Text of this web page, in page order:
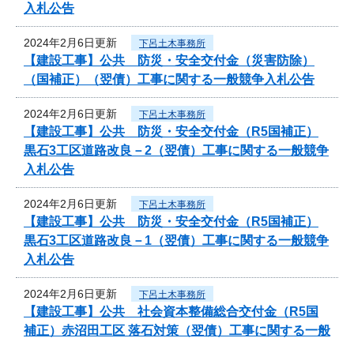
入札公告
2024年2月6日更新 下呂土木事務所
【建設工事】公共 防災・安全交付金（災害防除）
（国補正）（翌債）工事に関する一般競争入札公告
2024年2月6日更新 下呂土木事務所
【建設工事】公共 防災・安全交付金（R5国補正）
黒石3工区道路改良－2（翌債）工事に関する一般競争
入札公告
2024年2月6日更新 下呂土木事務所
【建設工事】公共 防災・安全交付金（R5国補正）
黒石3工区道路改良－1（翌債）工事に関する一般競争
入札公告
2024年2月6日更新 下呂土木事務所
【建設工事】公共 社会資本整備総合交付金（R5国
補正）赤沼田工区 落石対策（翌債）工事に関する一般